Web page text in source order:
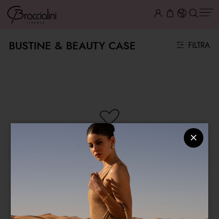
BUSTINE & BEAUTY CASE FILTRA
NESSUN ARTICOLO DISPONIBILE